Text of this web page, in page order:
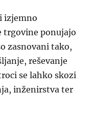
izjemno
trgovine ponujajo
zasnovani tako,
reševanje
se lahko skozi
inženirstva ter